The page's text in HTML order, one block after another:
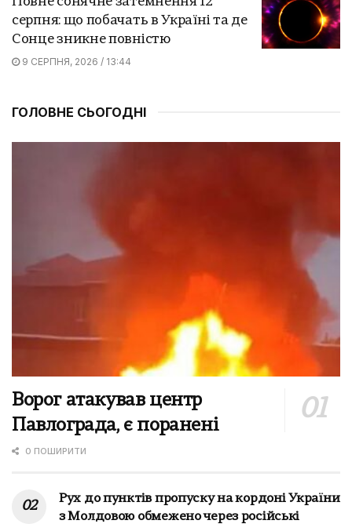
серпня: що побачать в Україні та де
Сонце зникне повністю
9 СЕРПНЯ, 2026 / 13:44
ГОЛОВНЕ СЬОГОДНІ
Ворог атакував центр
Павлограда, є поранені
0 ПОШИРИТИ
Рух до пунктів пропуску на кордоні України
з Молдовою обмежено через російські